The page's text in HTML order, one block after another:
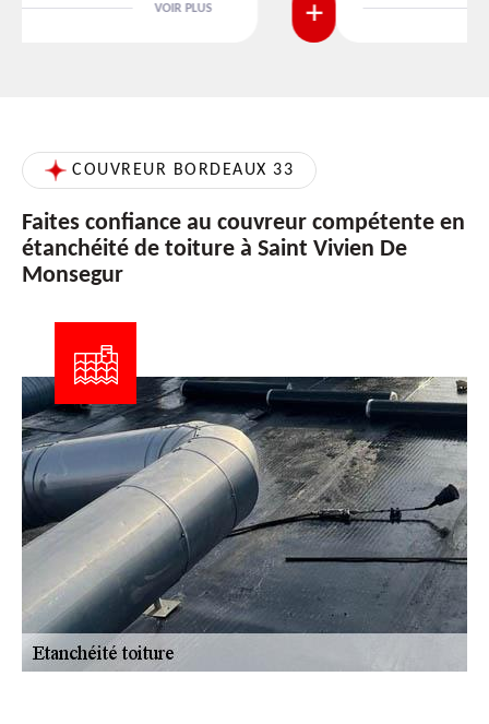
VOIR PLUS
COUVREUR BORDEAUX 33
Faites confiance au couvreur compétente en
étanchéité de toiture à Saint Vivien De
Monsegur